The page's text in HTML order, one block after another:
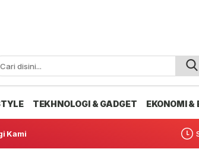
TEKHNOLOGI & GADGET EKONOMI &
Kami